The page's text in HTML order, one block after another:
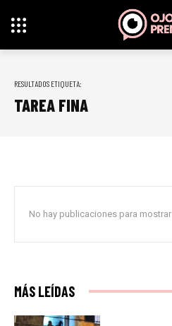
RESULTADOS ETIQUETA:
TAREA FINA
No hay publicaciones para mostrar
MÁS LEÍDAS